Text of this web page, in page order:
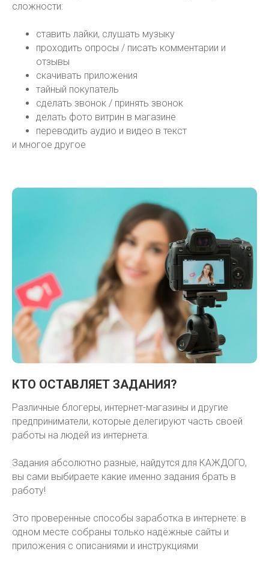
сложности:
ставить лайки, слушать музыку
проходить опросы / писать комментарии и
отзывы
скачивать приложения
тайный покупатель
сделать звонок / принять звонок
делать фото витрин в магазине
переводить аудио и видео в текст
и многое другое
КТО ОСТАВЛЯЕТ ЗАДАНИЯ?
Различные блогеры, интернет-магазины и другие
предприниматели, которые делегируют часть своей
работы на людей из интернета.
Задания абсолютно разные, найдутся для КАЖДОГО,
вы сами выбираете какие именно задания брать в
работу!
Это проверенные способы заработка в интернете: в
одном месте собраны только надёжные сайты и
приложения с описаниями и инструкциями